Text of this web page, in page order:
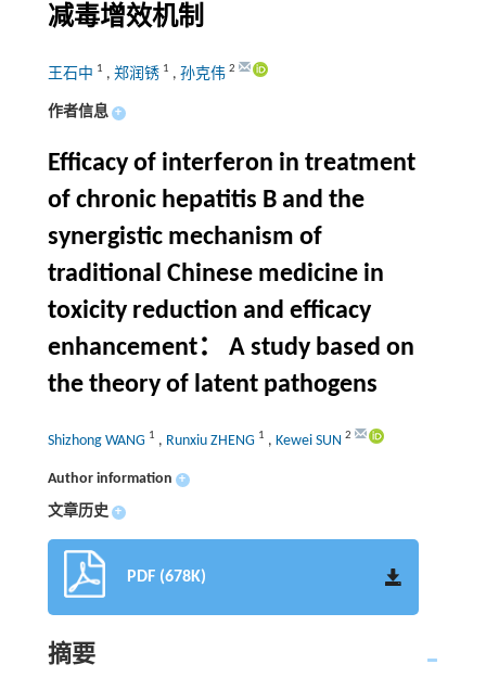
减毒增效机制
王石中 1 , 郑润锈 1 , 孙克伟 2
作者信息 +
Efficacy of interferon in treatment
of chronic hepatitis B and the
synergistic mechanism of
traditional Chinese medicine in
toxicity reduction and efficacy
enhancement： A study based on
the theory of latent pathogens
Shizhong WANG 1 , Runxiu ZHENG 1 , Kewei SUN 2
Author information +
文章历史 +
PDF (678K)
摘要